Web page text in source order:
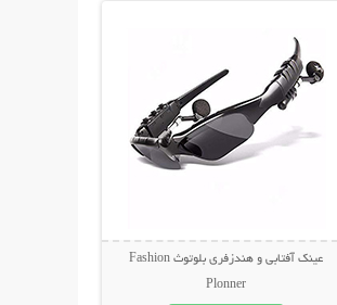
عینک آفتابی و هندزفری بلوتوث Fashion
Plonner